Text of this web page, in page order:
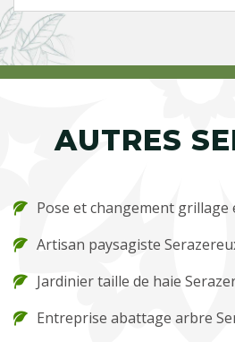
AUTRES
Pose et changement
Artisan paysagiste
Jardinier taille de haie
Entreprise abattage arbre